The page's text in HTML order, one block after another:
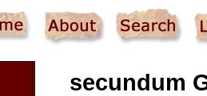
secundum